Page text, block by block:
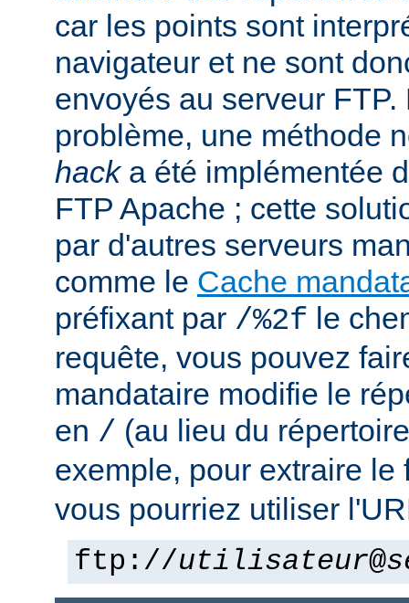
car les points sont
navigateur et ne sont
envoyés au serveur
problème, une méthode
hacka été implémentée
FTP Apache ; cette
par d'autres serveurs
comme le Cache
préfixant par /%2f le
requête, vous pouvez
mandataire modifie le
en / (au lieu du
exemple, pour extraire
vous pourriez utiliser
ftp://utilisateur@